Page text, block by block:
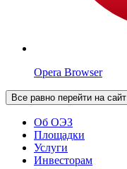
Opera Browser
Все равно перейти на сайт
Об ОЭЗ
Площадки
Услуги
Инвесторам